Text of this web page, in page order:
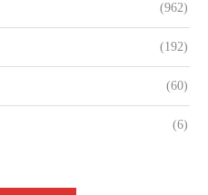
(962)
(192)
(60)
(6)